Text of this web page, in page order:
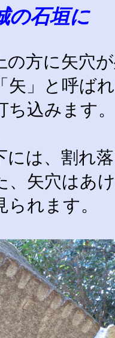
の石垣に
方に矢穴
矢」と呼ば
ち込みます
は、割れ
、矢穴はあ
れます。